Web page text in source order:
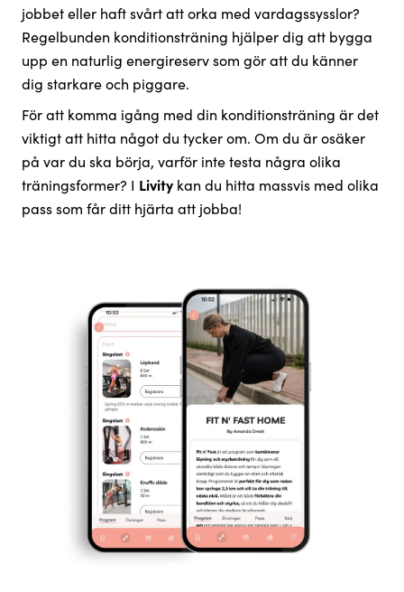
jobbet eller haft svårt att orka med vardagssysslor?
Regelbunden konditionsträning hjälper dig att bygga
upp en naturlig energireserv som gör att du känner
dig starkare och piggare.
För att komma igång med din konditionsträning är det
viktigt att hitta något du tycker om. Om du är osäker
på var du ska börja, varför inte testa några olika
träningsformer? I Livity kan du hitta massvis med olika
pass som får ditt hjärta att jobba!